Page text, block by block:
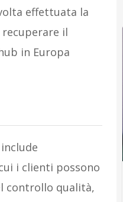
effettuata la
recuperare il
in Europa
i clienti possono
controllo qualità,